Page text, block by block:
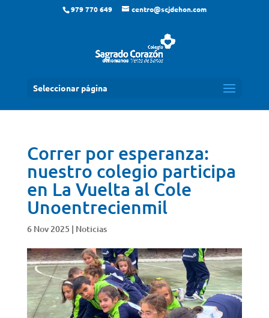
979 770 649 centro@scjdehon.com
Seleccionar página
Correr por esperanza:
nuestro colegio participa
en La Vuelta al Cole
Unoentrecienmil
6 Nov 2025 | Noticias